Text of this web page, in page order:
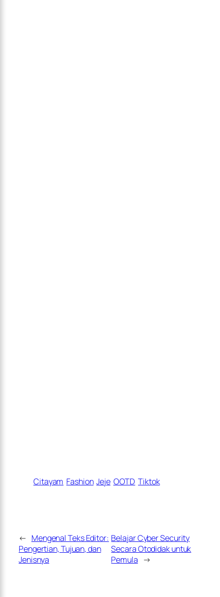
Citayam Fashion Jeje OOTD Tiktok
← Mengenal Teks Editor:
Pengertian, Tujuan, dan
Jenisnya
Belajar Cyber Security
Secara Otodidak untuk
Pemula →